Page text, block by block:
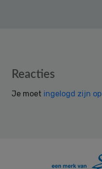
Reader
Reacties
Je moet ingelogd zijn op